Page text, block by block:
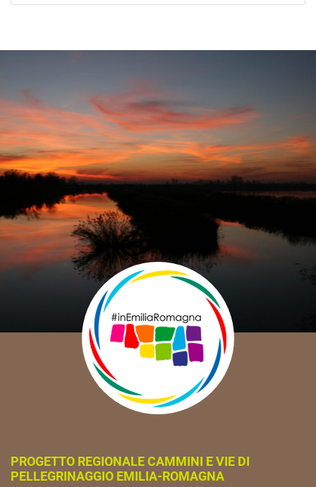
PROGETTO REGIONALE CAMMINI E VIE DI
PELLEGRINAGGIO EMILIA-ROMAGNA